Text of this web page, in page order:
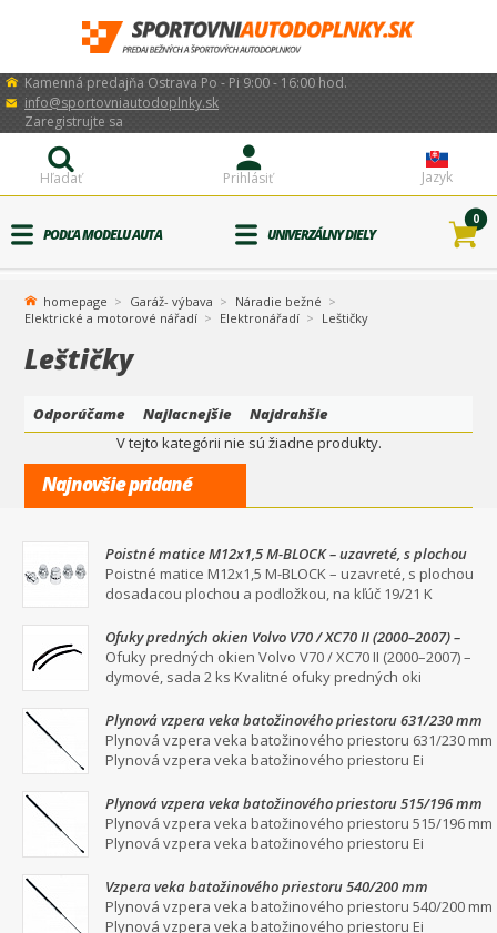
Kamenná predajňa Ostrava Po - Pi 9:00 - 16:00 hod.
info@sportovniautodoplnky.sk
Jazyk
Prihlásiť
Zaregistrujte sa
Hľadať
PODĽA MODELU AUTA UNIVERZÁLNY DIELY
0
homepage Garáž- výbava
Náradie bežné
Elektrické a motorové nářadí
Elektronářadí Leštičky
Leštičky
Odporúčame Najlacnejšie
Najdrahšie
V tejto kategórii nie sú žiadne produkty.
Najnovšie pridané
Poistné matice M12x1,5 M-BLOCK – uzavreté, s plochou
dosadacou plochou a podložkou, na kľúč 19/21
Poistné matice M12x1,5 M-BLOCK – uzavreté, s plochou
dosadacou plochou a podložkou, na kľúč 19/21 K
Ofuky predných okien Volvo V70 / XC70 II (2000–2007) –
dymové, sada 2 ks
Ofuky predných okien Volvo V70 / XC70 II (2000–2007) –
dymové, sada 2 ks Kvalitné ofuky predných oki
Plynová vzpera veka batožinového priestoru 631/230 mm
Plynová vzpera veka batožinového priestoru 631/230 mm
Plynová vzpera veka batožinového priestoru Ei
Plynová vzpera veka batožinového priestoru 515/196 mm
Plynová vzpera veka batožinového priestoru 515/196 mm
Plynová vzpera veka batožinového priestoru Ei
Vzpera veka batožinového priestoru 540/200 mm
Plynová vzpera veka batožinového priestoru 540/200 mm
Plynová vzpera veka batožinového priestoru Ei